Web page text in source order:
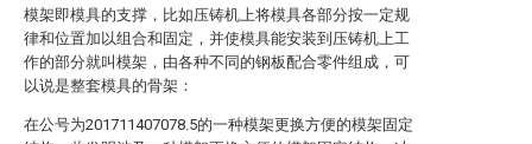
模架即模具的支撑，比如压铸机上将模具各部分按一定规
律和位置加以组合和固定，并使模具能安装到压铸机上工
作的部分就叫模架，由各种不同的钢板配合零件组成，可
以说是整套模具的骨架：
在公号为201711407078.5的一种模架更换方便的模架固定